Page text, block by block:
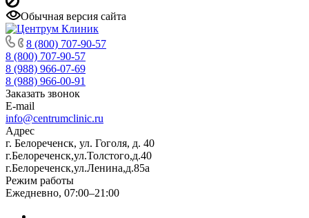
Обычная версия сайта
8 (800) 707-90-57
8 (800) 707-90-57
8 (988) 966-07-69
8 (988) 966-00-91
Заказать звонок
E-mail
info@centrumclinic.ru
Адрес
г. Белореченск, ул. Гоголя, д. 40
г.Белореченск,ул.Толстого,д.40
г.Белореченск,ул.Ленина,д.85а
Режим работы
Ежедневно, 07:00–21:00